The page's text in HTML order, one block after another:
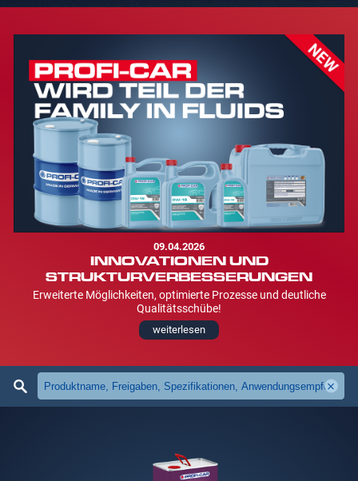
09.04.2026
INNOVATIONEN UND
STRUKTURVERBESSERUNGEN
Erweiterte Möglichkeiten, optimierte Prozesse und deutliche
Qualitätsschübe!
weiterlesen